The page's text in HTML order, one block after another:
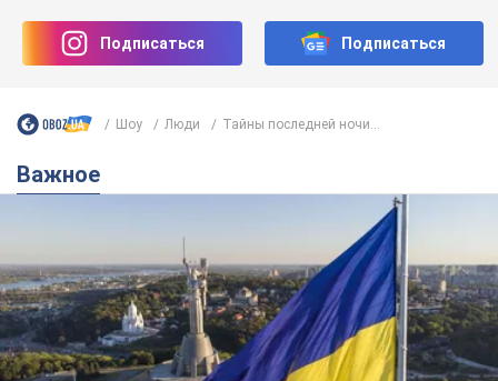
Подписаться Подписаться
Шоу Люди Тайны последней ночи...
Важное